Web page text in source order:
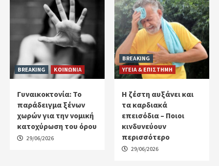
BREAKING ΚΟΙΝΩΝΙΑ
Γυναικοκτονία: Το
παράδειγμα ξένων
χωρών για την νομική
κατοχύρωση του όρου
29/06/2026
BREAKING
ΥΓΕΙΑ & ΕΠΙΣΤΗΜΗ
Η ζέστη αυξάνει και
τα καρδιακά
επεισόδια – Ποιοι
κινδυνεύουν
περισσότερο
29/06/2026